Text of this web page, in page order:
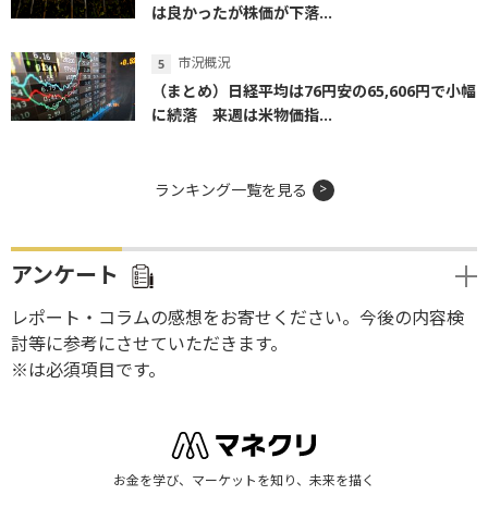
は良かったが株価が下落...
市況概況
（まとめ）日経平均は76円安の65,606円で小幅
に続落 来週は米物価指...
ランキング一覧を見る
アンケート
レポート・コラムの感想をお寄せください。今後の内容検
討等に参考にさせていただきます。
※は必須項目です。
お金を学び、マーケットを知り、未来を描く